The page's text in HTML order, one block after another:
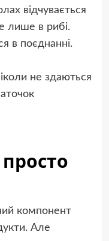
відчувається
лише в рибі.
в поєднанні.
не здаються
просто
компонент
Але